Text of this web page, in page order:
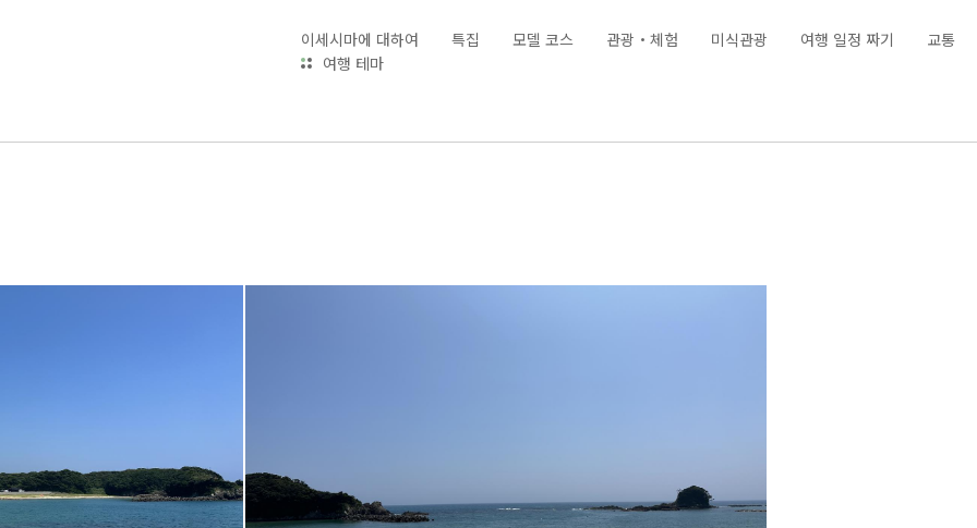
이세시마에 대하여 특집 모델 코스 관광・체험 미식관광 여행 일정 짜기
교통
여행 테마